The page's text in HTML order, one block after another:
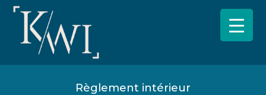
Règlement intérieur